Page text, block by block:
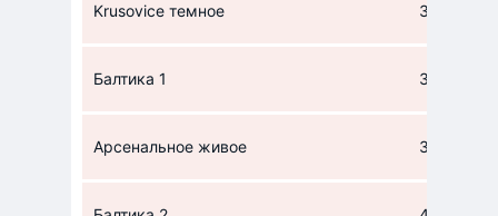
Krusovice темное 36
Балтика 1 39
Арсенальное живое 39